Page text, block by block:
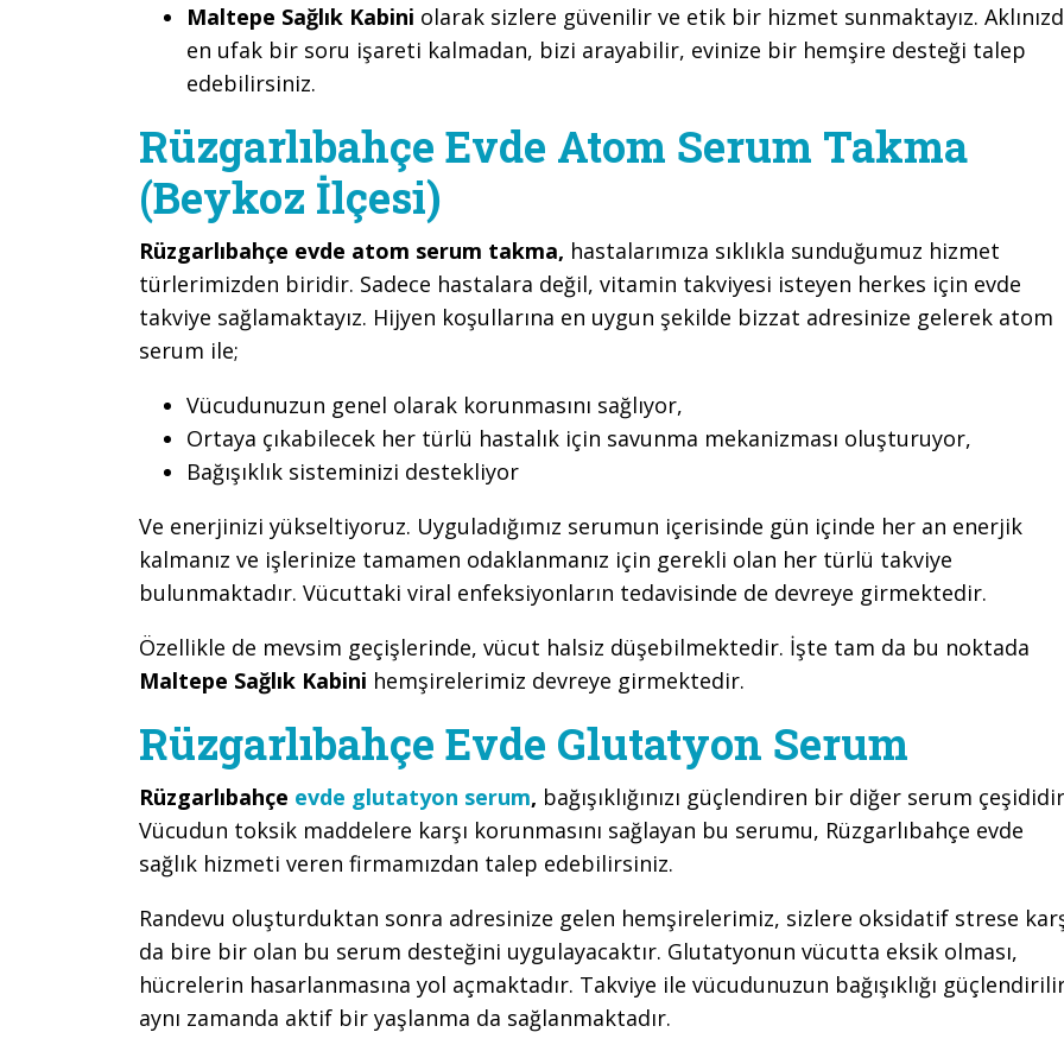
Maltepe Sağlık Kabini olarak sizlere güvenilir ve etik bir hizmet sunmaktayız.
en ufak bir soru işareti kalmadan, bizi arayabilir, evinize bir hemşire desteği talep
edebilirsiniz.
Rüzgarlıbahçe Evde Atom Serum Takma
(Beykoz İlçesi)
Rüzgarlıbahçe evde atom serum takma, hastalarımıza sıklıkla sunduğumuz hizmet
türlerimizden biridir. Sadece hastalara değil, vitamin takviyesi isteyen herkes için evde
takviye sağlamaktayız. Hijyen koşullarına en uygun şekilde bizzat adresinize gelerek atom
serum ile;
Vücudunuzun genel olarak korunmasını sağlıyor,
Ortaya çıkabilecek her türlü hastalık için savunma mekanizması oluşturuyor,
Bağışıklık sisteminizi destekliyor
Ve enerjinizi yükseltiyoruz. Uyguladığımız serumun içerisinde gün içinde her an enerjik
kalmanız ve işlerinize tamamen odaklanmanız için gerekli olan her türlü takviye
bulunmaktadır. Vücuttaki viral enfeksiyonların tedavisinde de devreye girmektedir.
Özellikle de mevsim geçişlerinde, vücut halsiz düşebilmektedir. İşte tam da bu noktada
Maltepe Sağlık Kabini hemşirelerimiz devreye girmektedir.
Rüzgarlıbahçe Evde Glutatyon Serum
Rüzgarlıbahçe evde glutatyon serum, bağışıklığınızı güçlendiren bir diğer serum
Vücudun toksik maddelere karşı korunmasını sağlayan bu serumu, Rüzgarlıbahçe evde
sağlık hizmeti veren firmamızdan talep edebilirsiniz.
Randevu oluşturduktan sonra adresinize gelen hemşirelerimiz, sizlere oksidatif strese
da bire bir olan bu serum desteğini uygulayacaktır. Glutatyonun vücutta eksik olması,
hücrelerin hasarlanmasına yol açmaktadır. Takviye ile vücudunuzun bağışıklığı
aynı zamanda aktif bir yaşlanma da sağlanmaktadır.